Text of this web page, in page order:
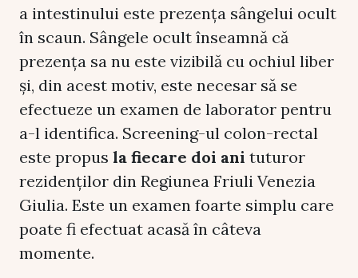
a intestinului este prezența sângelui ocult
în scaun. Sângele ocult înseamnă că
prezența sa nu este vizibilă cu ochiul liber
și, din acest motiv, este necesar să se
efectueze un examen de laborator pentru
a-l identifica. Screening-ul colon-rectal
este propus la fiecare doi ani tuturor
rezidenților din Regiunea Friuli Venezia
Giulia. Este un examen foarte simplu care
poate fi efectuat acasă în câteva
momente.